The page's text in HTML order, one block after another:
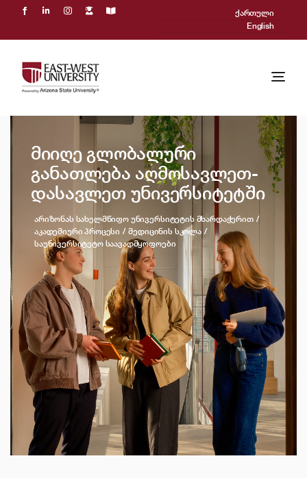
content
ქართული
English
ჩვენ შესახებ
აკადემიური პროცესი
მიღება
Powered by ASU
საერთაშორისო
სიახლეები
ელექტრონული ბიბლიოთეკა
კონტაქტი
მიიღე გლობალური
განათლება აღმოსავლეთ-
დასავლეთ უნივერსიტეტში
არიზონას სახელმწიფო უნივერსიტეტის მხარდაჭერით
აკადემიური პროცესი
მედიცინის სკოლა
საუნივერსიტეტო საავადმყოფოები